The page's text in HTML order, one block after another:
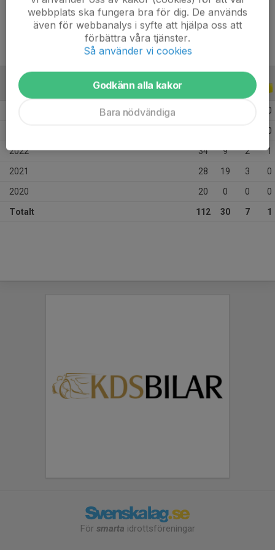
Ålder
19 år
ALLA SERIER ALLA ÅR
0
0
2022 34 9 2 1
2021 28 19 3 0
2020 20 0 0 0
Totalt 112 30 7 1
För smarta idrottsföreningar
webbplats ska fungera bra för dig. De används
även för webbanalys i syfte att hjälpa oss att
förbättra våra tjänster.
Så använder vi cookies
Godkänn alla kakor
Bara nödvändiga